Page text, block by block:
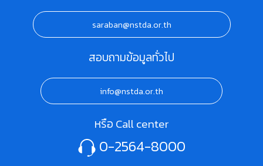
saraban@nstda.or.th
สอบถามข้อมูลทั่วไป
info@nstda.or.th
หรือ Call center
0-2564-8000